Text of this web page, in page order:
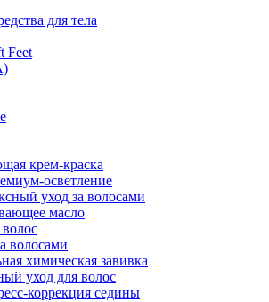
для тела
Feet
крем-краска
осветление
уход за волосами
масло
волосами
химическая завивка
уход для волос
коррекция седины